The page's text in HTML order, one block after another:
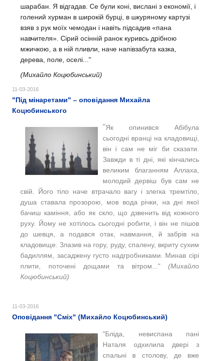
шарабан. Я відгадав. Се були коні, вислані з економії, і
голений хурман в широкій бурці, в шкуряному картузі
взяв з рук моїх чемодан і навіть підсадив «пана
навчителя». Сірий осінній ранок куривсь дрібною
мжичкою, а в ній пливли, наче напівзабута казка,
дерева, поле, оселі..."
(Михайло Коцюбинський)
11-03-2016
"Під мінаретами" – оповідання Михайла
Коцюбинського
"Як опинився Абібула
сьогодні вранці на кладовищі,
він і сам не міг би сказати.
Завжди в ті дні, які кінчались
великим благанням Аллаха,
молодий дервіш був сам не
свій. Його тіло наче втрачало вагу і злегка тремтіло,
душа ставала прозорою, мов вода річки, на дні якої
бачиш каміння, або як скло, що дзвенить від кожного
руху. Йому не хотілось сьогодні робити, і він не пішов
до шевця, а подався отак, навмання, й забрів на
кладовище. Злазив на гору, руду, спалену, вкриту сухим
бадиллям, засаджену густо надгробниками. Минав сірі
плити, поточені дощами та вітром..." (Михайло
Коцюбинський)
11-03-2016
Оповідання "Сміх" (Михайло Коцюбинський)
"Бліда, невиспана пані
Наталя одхилила двері з
спальні в столову, де вже